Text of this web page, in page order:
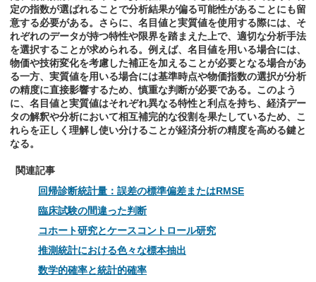
定の指数が選ばれることで分析結果が偏る可能性があることにも留
意する必要がある。さらに、名目値と実質値を使用する際には、そ
れぞれのデータが持つ特性や限界を踏まえた上で、適切な分析手法
を選択することが求められる。例えば、名目値を用いる場合には、
物価や技術変化を考慮した補正を加えることが必要となる場合があ
る一方、実質値を用いる場合には基準時点や物価指数の選択が分析
の精度に直接影響するため、慎重な判断が必要である。このよう
に、名目値と実質値はそれぞれ異なる特性と利点を持ち、経済デー
タの解釈や分析において相互補完的な役割を果たしているため、こ
れらを正しく理解し使い分けることが経済分析の精度を高める鍵と
なる。
関連記事
回帰診断統計量：誤差の標準偏差またはRMSE
臨床試験の間違った判断
コホート研究とケースコントロール研究
推測統計における色々な標本抽出
数学的確率と統計的確率